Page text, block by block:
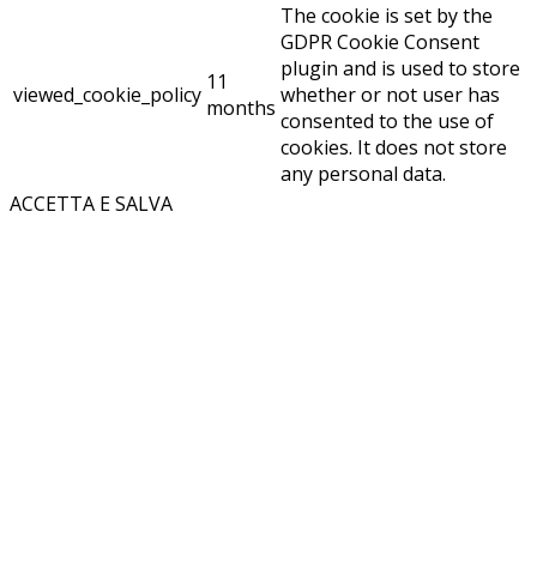
viewed_cookie_policy 11
months
The cookie is set by the
GDPR Cookie Consent
plugin and is used to store
whether or not user has
consented to the use of
cookies. It does not store
any personal data.
ACCETTA E SALVA